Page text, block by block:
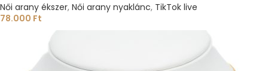
Női arany ékszer, Női arany nyaklánc, TikTok live
78.000 Ft